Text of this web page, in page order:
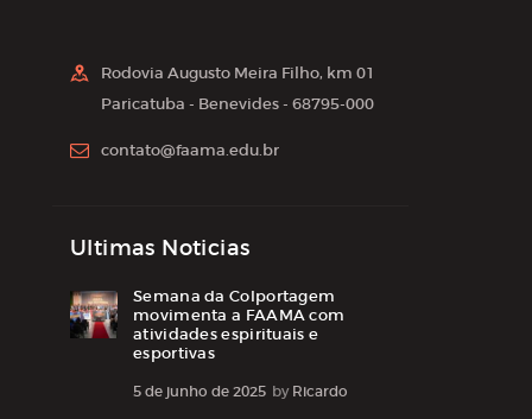
Rodovia Augusto Meira Filho, km 01
Paricatuba - Benevides - 68795-000
contato@faama.edu.br
Ultimas Noticias
Semana da Colportagem
movimenta a FAAMA com
atividades espirituais e
esportivas
5 de junho de 2025 by Ricardo